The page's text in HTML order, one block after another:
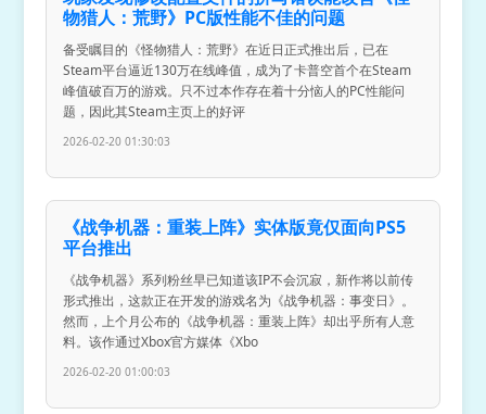
物猎人：荒野》PC版性能不佳的问题
备受瞩目的《怪物猎人：荒野》在近日正式推出后，已在
Steam平台逼近130万在线峰值，成为了卡普空首个在Steam
峰值破百万的游戏。只不过本作存在着十分恼人的PC性能问
题，因此其Steam主页上的好评
2026-02-20 01:30:03
《战争机器：重装上阵》实体版竟仅面向PS5
平台推出
《战争机器》系列粉丝早已知道该IP不会沉寂，新作将以前传
形式推出，这款正在开发的游戏名为《战争机器：事变日》。
然而，上个月公布的《战争机器：重装上阵》却出乎所有人意
料。该作通过Xbox官方媒体《Xbo
2026-02-20 01:00:03